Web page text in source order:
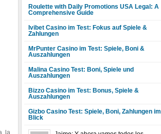
la
Roulette with Daily Promotions USA Legal: A
Comprehensive Guide
Ivibet Casino im Test: Fokus auf Spiele &
Zahlungen
MrPunter Casino im Test: Spiele, Boni &
Auszahlungen
Malina Casino Test: Boni, Spiele und
Auszahlungen
Bizzo Casino im Test: Bonus, Spiele &
Auszahlungen
Gizbo Casino Test: Spiele, Boni, Zahlungen im
Blick